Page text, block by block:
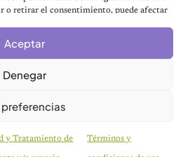
o retirar el consentimiento, puede afectar
Aceptar
Denegar
preferencias
y Tratamiento de Términos y